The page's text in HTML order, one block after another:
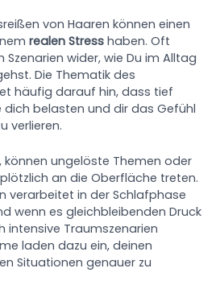
von Haaren können einen
realen Stress haben. Oft
wider, wie Du im Alltag
Die Thematik des
häufig darauf hin, dass tief
dich belasten und dir das Gefühl
verlieren.
können ungelöste Themen oder
an die Oberfläche treten.
verarbeitet in der Schlafphase
wenn es gleichbleibenden Druck
intensive Traumszenarien
laden dazu ein, deinen
Situationen genauer zu